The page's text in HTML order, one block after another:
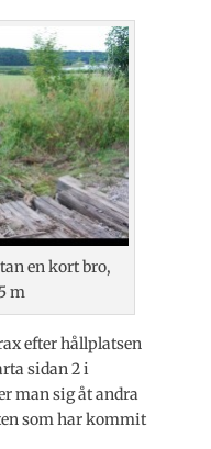
en kort bro,
m
efter hållplatsen
sidan 2 i
man sig åt andra
som har kommit